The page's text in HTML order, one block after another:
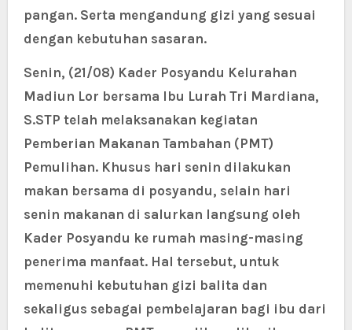
pangan. Serta mengandung gizi yang sesuai
dengan kebutuhan sasaran.
Senin, (21/08) Kader Posyandu Kelurahan
Madiun Lor bersama Ibu Lurah Tri Mardiana,
S.STP telah melaksanakan kegiatan
Pemberian Makanan Tambahan (PMT)
Pemulihan. Khusus hari senin dilakukan
makan bersama di posyandu, selain hari
senin makanan di salurkan langsung oleh
Kader Posyandu ke rumah masing-masing
penerima manfaat. Hal tersebut, untuk
memenuhi kebutuhan gizi balita dan
sekaligus sebagai pembelajaran bagi ibu dari